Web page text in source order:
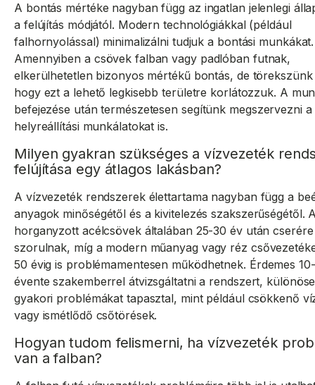
A bontás mértéke nagyban függ az ingatlan jelenlegi
a felújítás módjától. Modern technológiákkal (például
falhornyolással) minimalizálni tudjuk a bontási munkákat.
Amennyiben a csövek falban vagy padlóban futnak,
elkerülhetetlen bizonyos mértékű bontás, de
hogy ezt a lehető legkisebb területre korlátozzuk. A
befejezése után természetesen segítünk megszervezni a
helyreállítási munkálatokat is.
Milyen gyakran szükséges a vízvezeték
felújítása egy átlagos lakásban?
A vízvezeték rendszerek élettartama nagyban függ a
anyagok minőségétől és a kivitelezés szakszerűségétől.
horganyzott acélcsövek általában 25-30 év után cserére
szorulnak, míg a modern műanyag vagy réz
50 évig is problémamentesen működhetnek. Érdemes
évente szakemberrel átvizsgáltatni a rendszert,
gyakori problémákat tapasztal, mint például csökkenő
vagy ismétlődő csőtörések.
Hogyan tudom felismerni, ha vízvezeték
van a falban?